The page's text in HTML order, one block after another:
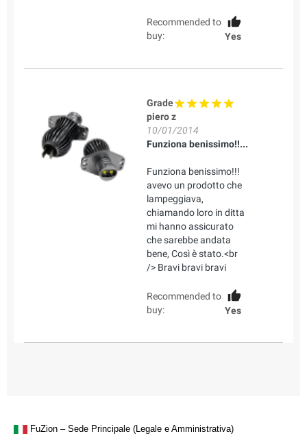
Recommended to
buy:
Yes
Grade
piero z
10/01/2014
Funziona benissimo!!...
Funziona benissimo!!!
avevo un prodotto che
lampeggiava,
chiamando loro in ditta
mi hanno assicurato
che sarebbe andata
bene, Così è stato.<br
/> Bravi bravi bravi
Recommended to
buy:
Yes
FuZion – Sede Principale (Legale e Amministrativa)